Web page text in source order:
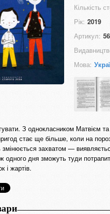
Кількість
Рік: 2019
Артикул:
Мова:
З однокласником
стає ще більше, коли на
змінюється захватом —
дня зможуть туди
і жартів.